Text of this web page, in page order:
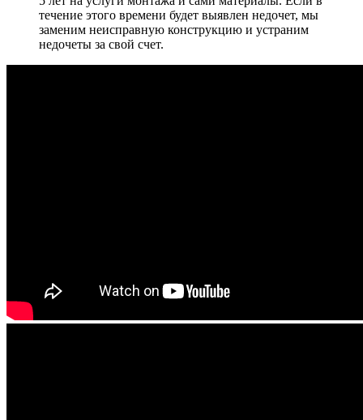
течение этого времени будет выявлен недочет, мы
заменим неисправную конструкцию и устраним
недочеты за свой счет.